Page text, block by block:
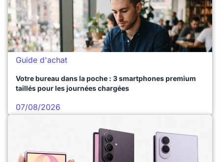
Guide d'achat
Votre bureau dans la poche : 3 smartphones premium
taillés pour les journées chargées
07/08/2026